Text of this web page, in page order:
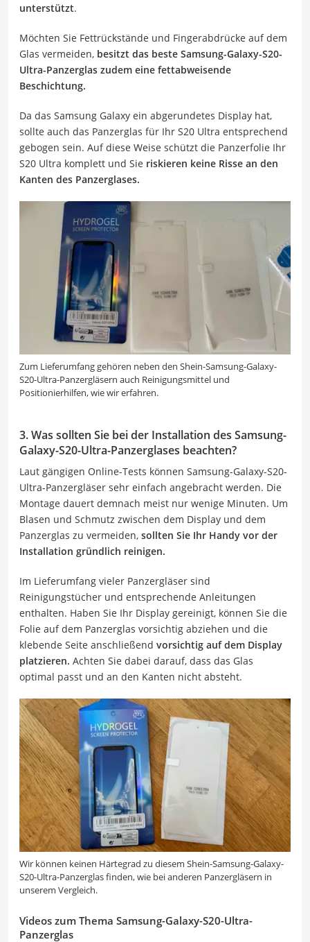
unterstützt.
Möchten Sie Fettrückstände und Fingerabdrücke auf dem
Glas vermeiden, besitzt das beste Samsung-Galaxy-S20-
Ultra-Panzerglas zudem eine fettabweisende
Beschichtung.
Da das Samsung Galaxy ein abgerundetes Display hat,
sollte auch das Panzerglas für Ihr S20 Ultra entsprechend
gebogen sein. Auf diese Weise schützt die Panzerfolie Ihr
S20 Ultra komplett und Sie riskieren keine Risse an den
Kanten des Panzerglases.
Zum Lieferumfang gehören neben den Shein-Samsung-Galaxy-
S20-Ultra-Panzergläsern auch Reinigungsmittel und
Positionierhilfen, wie wir erfahren.
3. Was sollten Sie bei der Installation des Samsung-
Galaxy-S20-Ultra-Panzerglases beachten?
Laut gängigen Online-Tests können Samsung-Galaxy-S20-
Ultra-Panzergläser sehr einfach angebracht werden. Die
Montage dauert demnach meist nur wenige Minuten. Um
Blasen und Schmutz zwischen dem Display und dem
Panzerglas zu vermeiden, sollten Sie Ihr Handy vor der
Installation gründlich reinigen.
Im Lieferumfang vieler Panzergläser sind
Reinigungstücher und entsprechende Anleitungen
enthalten. Haben Sie Ihr Display gereinigt, können Sie die
Folie auf dem Panzerglas vorsichtig abziehen und die
klebende Seite anschließend vorsichtig auf dem Display
platzieren. Achten Sie dabei darauf, dass das Glas
optimal passt und an den Kanten nicht absteht.
Wir können keinen Härtegrad zu diesem Shein-Samsung-Galaxy-
S20-Ultra-Panzerglas finden, wie bei anderen Panzergläsern in
unserem Vergleich.
Videos zum Thema Samsung-Galaxy-S20-Ultra-
Panzerglas